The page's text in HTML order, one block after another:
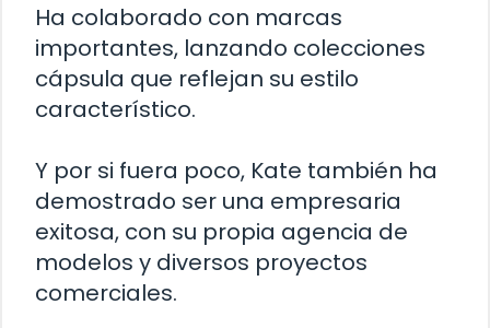
Ha colaborado con marcas
importantes, lanzando colecciones
cápsula que reflejan su estilo
característico.
Y por si fuera poco, Kate también ha
demostrado ser una empresaria
exitosa, con su propia agencia de
modelos y diversos proyectos
comerciales.